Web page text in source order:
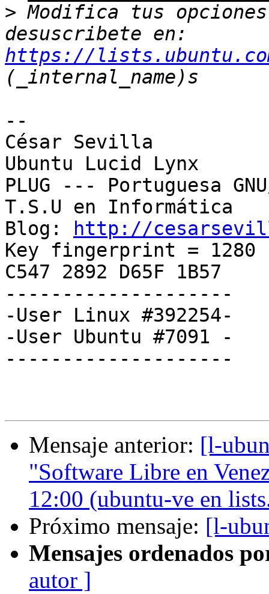
> Modifica tus
https://
--
﻿César Sevilla
Ubuntu Lucid Lynx
PLUG --- Portuguesa
T.S.U en Informática
Blog:
http://
Key fingerprint = 1280
C547 2892 D65F 1B57
--------------------
-User Linux #392254-
-User Ubuntu #7091 -
--------------------
Mensaje anterior: [l-
"Software Libre en
12:00 (ubuntu-ve en
Próximo mensaje: [l-
Mensajes ordenados
autor ]